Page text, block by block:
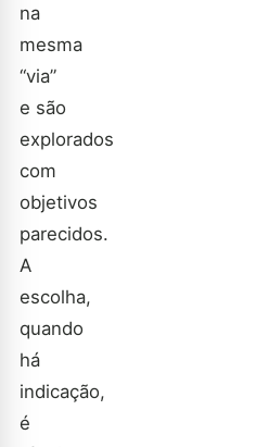
na
mesma
“via”
e são
explorados
com
objetivos
parecidos.
A
escolha,
quando
há
indicação,
é